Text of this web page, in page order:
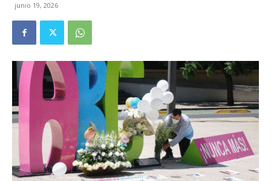
junio 19, 2026